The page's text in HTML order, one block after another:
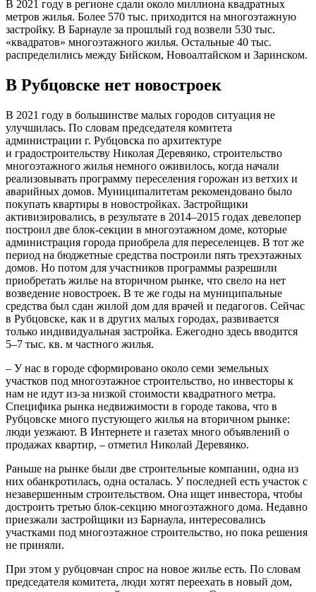
В 2021 году в регионе сдали около миллиона квадратных
метров жилья. Более 570 тыс. приходится на многоэтажную
застройку. В Барнауле за прошлый год возвели 530 тыс.
«квадратов» многоэтажного жилья. Остальные 40 тыс.
распределились между Бийском, Новоалтайском и Заринском.
В Рубцовске нет новостроек
В 2021 году в большинстве малых городов ситуация не
улучшилась. По словам председателя комитета
администрации г. Рубцовска по архитектуре
и градостроительству Николая Деревянко, строительство
многоэтажного жилья немного оживилось, когда начали
реализовывать программу переселения горожан из ветхих и
аварийных домов. Муниципалитетам рекомендовано было
покупать квартиры в новостройках. Застройщики
активизировались, в результате в 2014–2015 годах девелопер
построил две блок-секции в многоэтажном доме, которые
администрация города приобрела для переселенцев. В тот же
период на бюджетные средства построили пять трехэтажных
домов. Но потом для участников программы разрешили
приобретать жилье на вторичном рынке, что свело на нет
возведение новостроек. В те же годы на муниципальные
средства был сдан жилой дом для врачей и педагогов. Сейчас
в Рубцовске, как и в других малых городах, развивается
только индивидуальная застройка. Ежегодно здесь вводится
5–7 тыс. кв. м частного жилья.
– У нас в городе сформировано около семи земельных
участков под многоэтажное строительство, но инвесторы к
нам не идут из-за низкой стоимости квадратного метра.
Специфика рынка недвижимости в городе такова, что в
Рубцовске много пустующего жилья на вторичном рынке:
люди уезжают. В Интернете и газетах много объявлений о
продажах квартир, – отметил Николай Деревянко.
Раньше на рынке были две строительные компании, одна из
них обанкротилась, одна осталась. У последней есть участок с
незавершенным строительством. Она ищет инвестора, чтобы
достроить третью блок-секцию многоэтажного дома. Недавно
приезжали застройщики из Барнаула, интересовались
участками под многоэтажное строительство, но пока решения
не приняли.
При этом у рубцовчан спрос на новое жилье есть. По словам
председателя комитета, люди хотят переехать в новый дом,